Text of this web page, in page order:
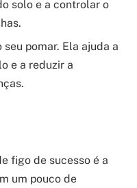
solo e a controlar o
pomar. Ela ajuda a
e a reduzir a
figo de sucesso é a
um pouco de